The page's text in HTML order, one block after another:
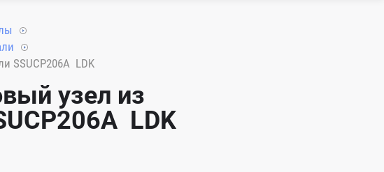
SSUCP206A LDK
узел из
LDK